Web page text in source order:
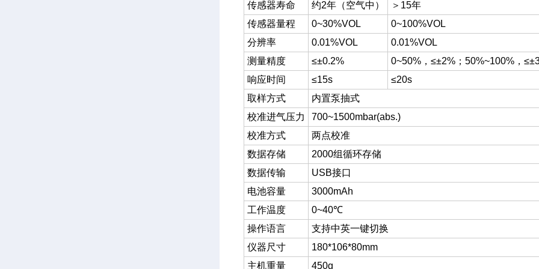
传感器寿命 约2年（空气中）
＞15年
传感器量程
0~30%VOL
0~100%VOL
分辨率
0.01%VOL
0.01%VOL
测量精度
≤±0.2%
0~50%，≤±2%；50%~100%，
响应时间
≤15s
≤20s
取样方式
内置泵抽式
校准进气压力
700~1500mbar(abs.)
校准方式
两点校准
数据存储
2000组循环存储
数据传输
USB接口
电池容量
3000mAh
工作温度
0~40℃
操作语言
支持中英一键切换
仪器尺寸
180*106*80mm
主机重量
450g